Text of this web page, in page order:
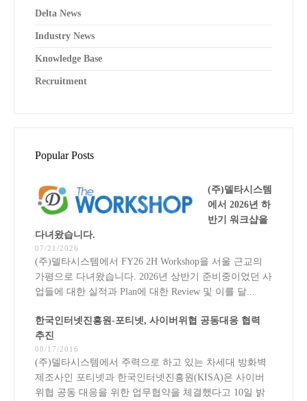
Delta News
Industry News
Knowledge Base
Recruitment
Popular Posts
(주)델타시스템
에서 2026년 하
반기 워크샵을
다녀왔습니다.
07/21/2026
(주)델타시스템에서 FY26 2H Workshop을 서울 근교의
가평으로 다녀왔습니다. 2026년 상반기 준비중이었던 사
업들에 대한 실적과 Plan에 대한 Review 및 이를 달...
한국인터넷진흥원-포티넷, 사이버위협 공동대응 협력
추진
08/17/2016
(주)델타시스템에서 주력으로 하고 있는 차세대 방화벽
제조사인 포티넷과 한국인터넷진흥원(KISA)은 사이버
위협 공동 대응을 위한 업무협약을 체결했다고 10일 밝